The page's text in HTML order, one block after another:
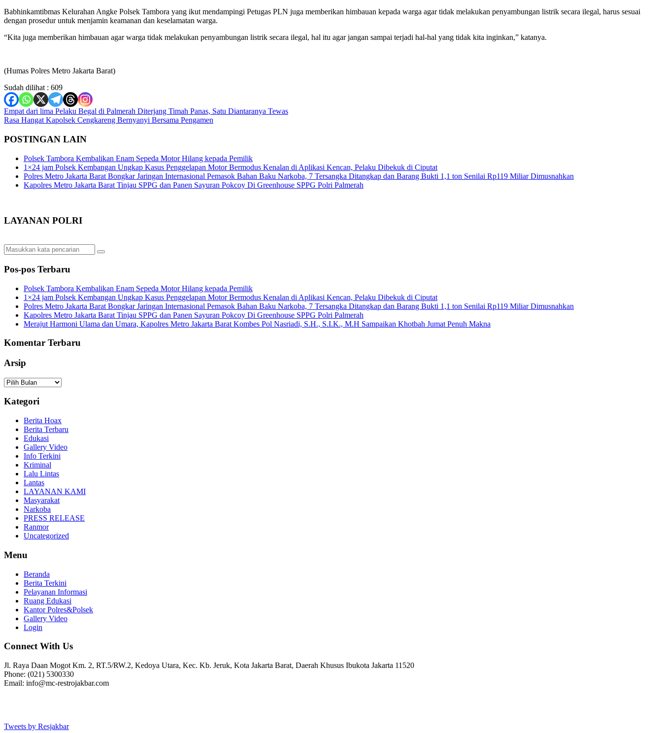
Babhinkamtibmas Kelurahan Angke Polsek Tambora yang ikut mendampingi Petugas PLN juga memberikan himbauan kepada warga agar tidak melakukan penyambungan listrik secara ilegal, harus sesuai
dengan prosedur untuk menjamin keamanan dan keselamatan warga.
“Kita juga memberikan himbauan agar warga tidak melakukan penyambungan listrik secara ilegal, hal itu agar jangan sampai terjadi hal-hal yang tidak kita inginkan,” katanya.
(Humas Polres Metro Jakarta Barat)
Sudah dilihat : 609
Navigasi
pos
Empat dari lima Pelaku Begal di Palmerah Diterjang Timah Panas, Satu Diantaranya Tewas
Rasa Hangat Kapolsek Cengkareng Bernyanyi Bersama Pengamen
POSTINGAN LAIN
Polsek Tambora Kembalikan Enam Sepeda Motor Hilang kepada Pemilik
1×24 jam Polsek Kembangan Ungkap Kasus Penggelapan Motor Bermodus Kenalan di Aplikasi Kencan, Pelaku Dibekuk di Ciputat
Polres Metro Jakarta Barat Bongkar Jaringan Internasional Pemasok Bahan Baku Narkoba, 7 Tersangka Ditangkap dan Barang Bukti 1,1 ton Senilai Rp119 Miliar Dimusnahkan
Kapolres Metro Jakarta Barat Tinjau SPPG dan Panen Sayuran Pokcoy Di Greenhouse SPPG Polri Palmerah
LAYANAN POLRI
Pos-pos Terbaru
Polsek Tambora Kembalikan Enam Sepeda Motor Hilang kepada Pemilik
1×24 jam Polsek Kembangan Ungkap Kasus Penggelapan Motor Bermodus Kenalan di Aplikasi Kencan, Pelaku Dibekuk di Ciputat
Polres Metro Jakarta Barat Bongkar Jaringan Internasional Pemasok Bahan Baku Narkoba, 7 Tersangka Ditangkap dan Barang Bukti 1,1 ton Senilai Rp119 Miliar Dimusnahkan
Kapolres Metro Jakarta Barat Tinjau SPPG dan Panen Sayuran Pokcoy Di Greenhouse SPPG Polri Palmerah
Merajut Harmoni Ulama dan Umara, Kapolres Metro Jakarta Barat Kombes Pol Nasriadi, S.H., S.I.K., M.H Sampaikan Khotbah Jumat Penuh Makna
Komentar Terbaru
Arsip
Arsip
Kategori
Berita Hoax
Berita Terbaru
Edukasi
Gallery Video
Info Terkini
Kriminal
Lalu Lintas
Lantas
LAYANAN KAMI
Masyarakat
Narkoba
PRESS RELEASE
Ranmor
Uncategorized
Menu
Beranda
Berita Terkini
Pelayanan Informasi
Ruang Edukasi
Kantor Polres&Polsek
Gallery Video
Login
Connect With Us
Jl. Raya Daan Mogot Km. 2, RT.5/RW.2, Kedoya Utara, Kec. Kb. Jeruk, Kota Jakarta Barat, Daerah Khusus Ibukota Jakarta 11520
Phone: (021) 5300330
Email: info@mc-restrojakbar.com
Tweets by Resjakbar